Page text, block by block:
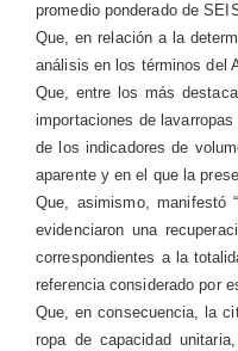
promedio ponderado de
Que, en relación a la
análisis en los términos del
Que, entre los más
importaciones de
de los indicadores de
aparente y en el que la
Que, asimismo, manifestó
evidenciaron una
correspondientes a la
referencia considerado por
Que, en consecuencia, la
ropa de capacidad